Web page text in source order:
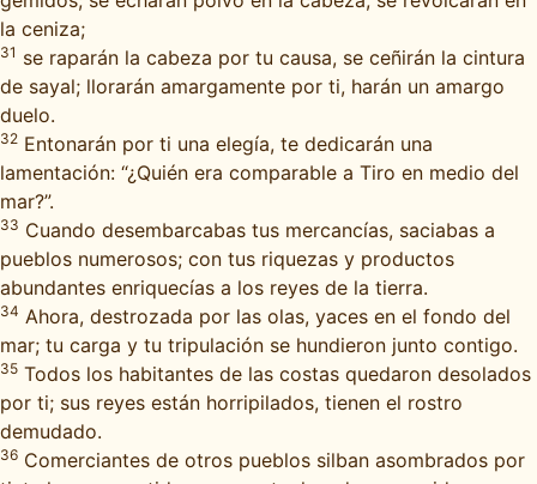
la ceniza;
31 se raparán la cabeza por tu causa, se ceñirán la cintura
de sayal; llorarán amargamente por ti, harán un amargo
duelo.
32 Entonarán por ti una elegía, te dedicarán una
lamentación: “¿Quién era comparable a Tiro en medio del
mar?”.
33 Cuando desembarcabas tus mercancías, saciabas a
pueblos numerosos; con tus riquezas y productos
abundantes enriquecías a los reyes de la tierra.
34 Ahora, destrozada por las olas, yaces en el fondo del
mar; tu carga y tu tripulación se hundieron junto contigo.
35 Todos los habitantes de las costas quedaron desolados
por ti; sus reyes están horripilados, tienen el rostro
demudado.
36 Comerciantes de otros pueblos silban asombrados por